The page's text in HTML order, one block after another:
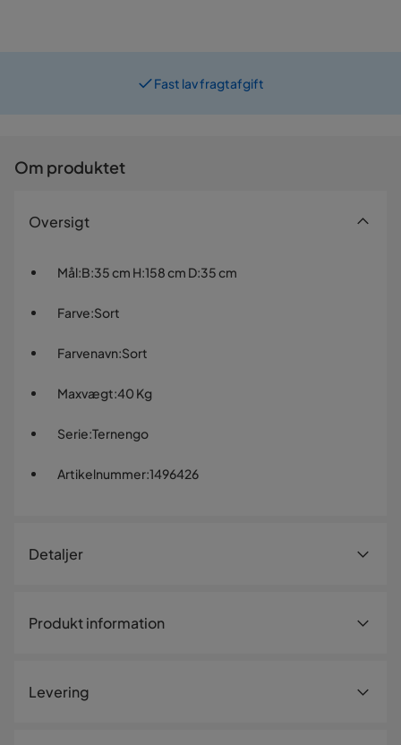
Fast lav fragtafgift
Om produktet
Oversigt
Mål:B:35 cm H:158 cm D:35 cm
Farve:Sort
Farvenavn:Sort
Maxvægt:40 Kg
Serie:Ternengo
Artikelnummer:1496426
Detaljer
Størrelse
Bredde
Produkt information
Levering